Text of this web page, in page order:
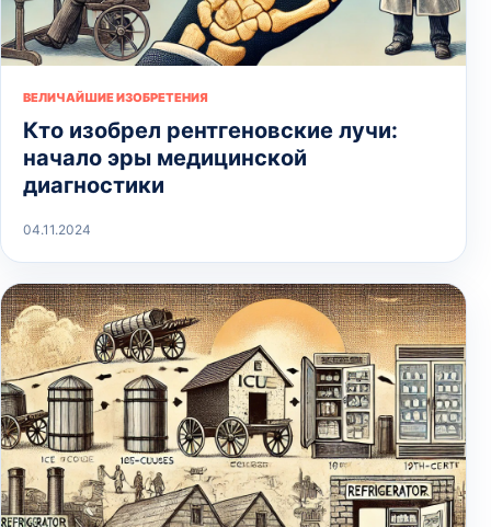
ВЕЛИЧАЙШИЕ ИЗОБРЕТЕНИЯ
Кто изобрел рентгеновские лучи:
начало эры медицинской
диагностики
04.11.2024